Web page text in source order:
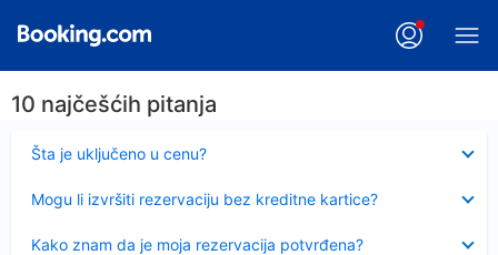
10 najčešćih pitanja
Šta je uključeno u cenu?
Sažeto
Mogu li izvršiti rezervaciju bez kreditne kartice?
Kako znam da je moja rezervacija potvrđena?